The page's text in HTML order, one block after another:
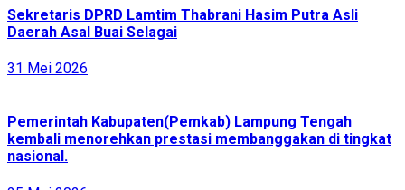
Sekretaris DPRD Lamtim Thabrani Hasim Putra Asli
Daerah Asal Buai Selagai
31 Mei 2026
Pemerintah Kabupaten(Pemkab) Lampung Tengah
kembali menorehkan prestasi membanggakan di tingkat
nasional.